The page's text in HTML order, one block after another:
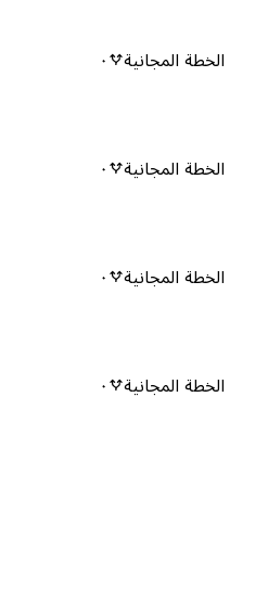
الخطة المجانية ٠
الخطة المجانية ٠
الخطة المجانية ٠
الخطة المجانية ٠